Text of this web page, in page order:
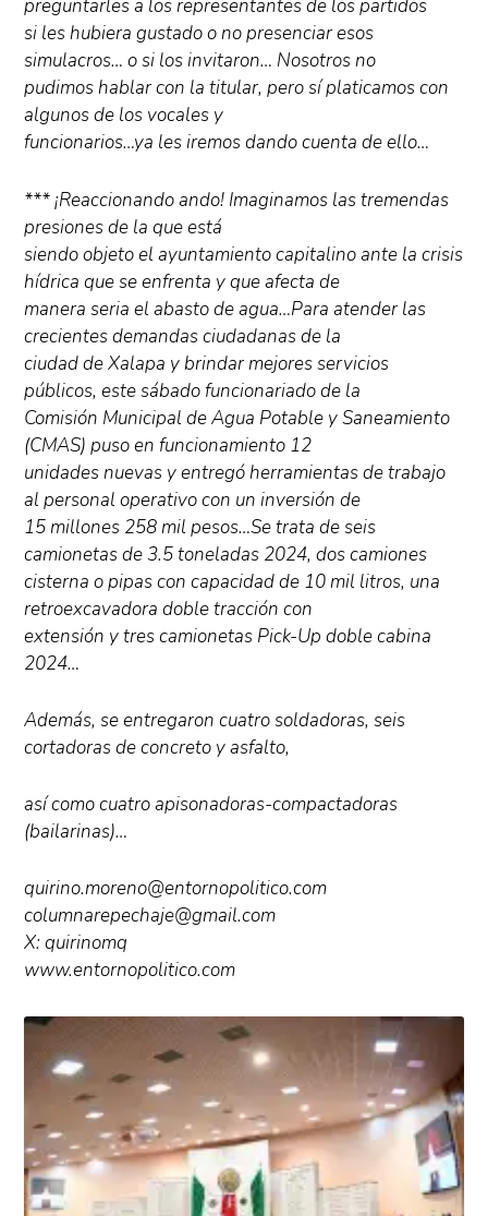
preguntarles a los representantes de los partidos
si les hubiera gustado o no presenciar esos
simulacros… o si los invitaron… Nosotros no
pudimos hablar con la titular, pero sí platicamos con
algunos de los vocales y
funcionarios…ya les iremos dando cuenta de ello…
*** ¡Reaccionando ando! Imaginamos las tremendas
presiones de la que está
siendo objeto el ayuntamiento capitalino ante la crisis
hídrica que se enfrenta y que afecta de
manera seria el abasto de agua…Para atender las
crecientes demandas ciudadanas de la
ciudad de Xalapa y brindar mejores servicios
públicos, este sábado funcionariado de la
Comisión Municipal de Agua Potable y Saneamiento
(CMAS) puso en funcionamiento 12
unidades nuevas y entregó herramientas de trabajo
al personal operativo con un inversión de
15 millones 258 mil pesos…Se trata de seis
camionetas de 3.5 toneladas 2024, dos camiones
cisterna o pipas con capacidad de 10 mil litros, una
retroexcavadora doble tracción con
extensión y tres camionetas Pick-Up doble cabina
2024…
Además, se entregaron cuatro soldadoras, seis
cortadoras de concreto y asfalto,
así como cuatro apisonadoras-compactadoras
(bailarinas)…
quirino.moreno@entornopolitico.com
columnarepechaje@gmail.com
X: quirinomq
www.entornopolitico.com